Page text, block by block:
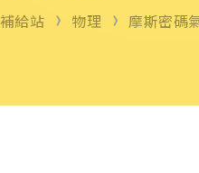
給站 物理 摩斯密碼